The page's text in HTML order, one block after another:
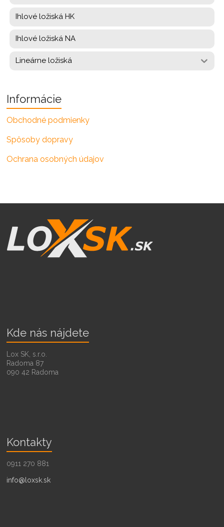
Ihlové ložiská HK
Ihlové ložiská NA
Lineárne ložiská
Informácie
Obchodné podmienky
Spôsoby dopravy
Ochrana osobných údajov
Kde nás nájdete
Lox SK, s.r.o.
Radoma 87
090 42 Radoma
Kontakty
0911 270 881
info@loxsk.sk